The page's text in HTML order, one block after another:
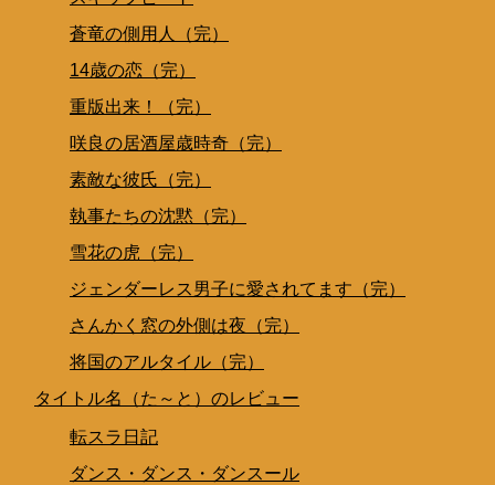
蒼竜の側用人（完）
14歳の恋（完）
重版出来！（完）
咲良の居酒屋歳時奇（完）
素敵な彼氏（完）
執事たちの沈黙（完）
雪花の虎（完）
ジェンダーレス男子に愛されてます（完）
さんかく窓の外側は夜（完）
将国のアルタイル（完）
タイトル名（た～と）のレビュー
転スラ日記
ダンス・ダンス・ダンスール